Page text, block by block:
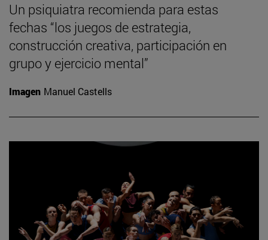
Un psiquiatra recomienda para estas
fechas “los juegos de estrategia,
construcción creativa, participación en
grupo y ejercicio mental”
Imagen Manuel Castells